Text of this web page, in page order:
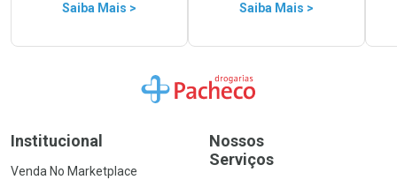
Saiba Mais > Saiba Mais >
Ir para a Home
Institucional
Venda No Marketplace
Nossos
Serviços